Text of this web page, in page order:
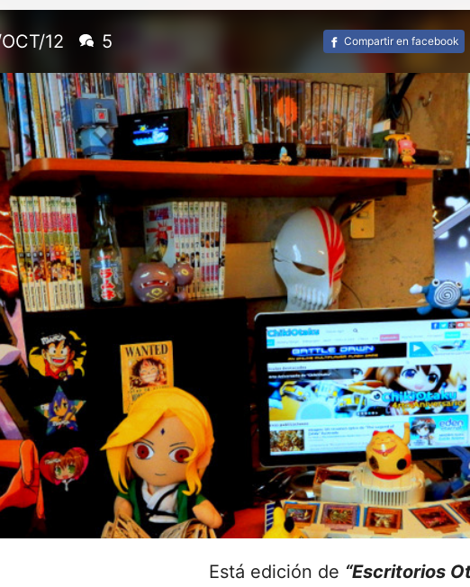
12 5 Compartir en facebook
Está edición de “Escritorios